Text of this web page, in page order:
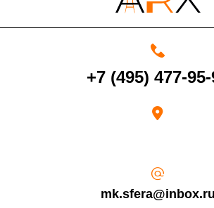
Срок возврата товара надлежащего качества
счет в течение 5-30 рабочих дней (срок
выдал Вашу банковскую карту).
+7 (495) 477-
mk.sfera@inbox.ru